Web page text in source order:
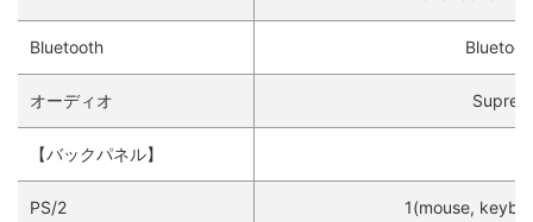
Bluetooth
オーディオ
【バックパネル】
PS/2 1(mouse,